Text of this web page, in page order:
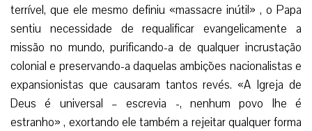
terrível, que ele mesmo definiu «massacre inútil» , o Papa
sentiu necessidade de requalificar evangelicamente a
missão no mundo, purificando-a de qualquer incrustação
colonial e preservando-a daquelas ambições nacionalistas e
expansionistas que causaram tantos revés. «A Igreja de
Deus é universal – escrevia -, nenhum povo lhe é
estranho» , exortando ele também a rejeitar qualquer forma